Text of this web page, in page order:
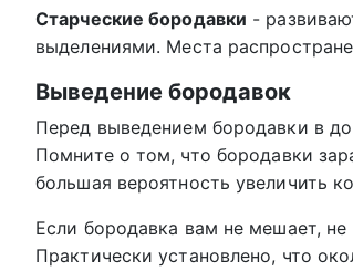
Старческие бородавки -
выделениями. Места
Выведение бородавок
Перед выведением бородавки в
Помните о том, что бородавки
большая вероятность увеличить
Если бородавка вам не мешает,
Практически установлено, что